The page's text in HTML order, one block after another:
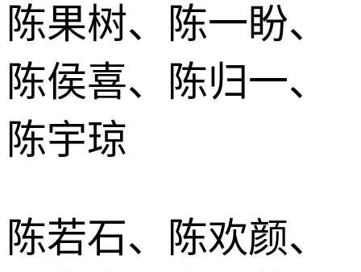
陈果树、陈一盼、
陈侯喜、陈归一、
陈宇琼
陈若石、陈欢颜、